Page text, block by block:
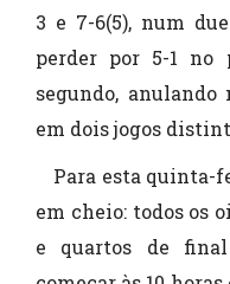
3 e 7-6(5), num
perder por 5-1 no
segundo, anulando
em dois jogos
Para esta quinta-
em cheio: todos os
e quartos de